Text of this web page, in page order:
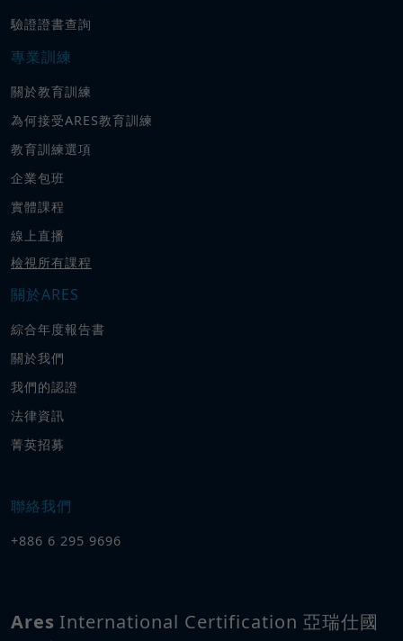
驗證證書查詢
專業訓練
關於教育訓練
為何接受ARES教育訓練
教育訓練選項
企業包班
實體課程
線上直播
檢視所有課程
關於ARES
綜合年度報告書
關於我們
我們的認證
法律資訊
菁英招募
聯絡我們
+886 6 295 9696
Ares International Certification 亞瑞仕國